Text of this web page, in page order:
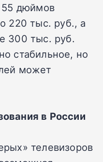
55 дюймов
220 тыс. руб., а
300 тыс. руб.
стабильное, но
может
в России
телевизоров